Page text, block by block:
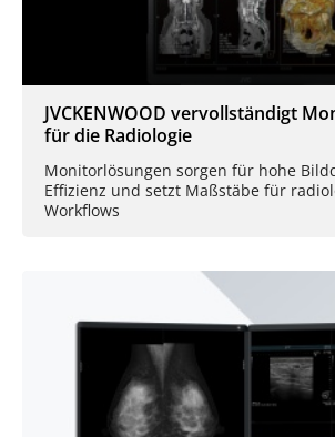
JVCKENWOOD vervollständigt
für die Radiologie
Monitorlösungen sorgen für hohe
Effizienz und setzt Maßstäbe für
Workflows